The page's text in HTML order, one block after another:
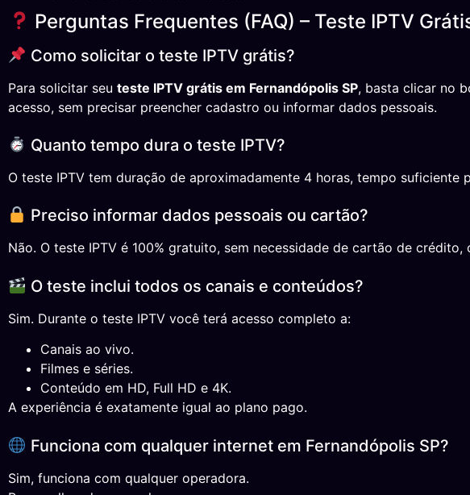
Perguntas Frequentes (FAQ) – Teste IPTV
Como solicitar o teste IPTV grátis?
Para solicitar seu teste IPTV grátis em Fernandópolis SP, basta clicar no
acesso, sem precisar preencher cadastro ou informar dados pessoais.
Quanto tempo dura o teste IPTV?
O teste IPTV tem duração de aproximadamente 4 horas, tempo
Preciso informar dados pessoais ou cartão?
Não. O teste IPTV é 100% gratuito, sem necessidade de cartão de
O teste inclui todos os canais e conteúdos?
Sim. Durante o teste IPTV você terá acesso completo a:
Canais ao vivo.
Filmes e séries.
Conteúdo em HD, Full HD e 4K.
A experiência é exatamente igual ao plano pago.
Funciona com qualquer internet em Fernandópolis SP?
Sim, funciona com qualquer operadora.